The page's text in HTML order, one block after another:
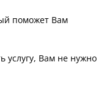
поможет Вам
услугу, Вам не нужно